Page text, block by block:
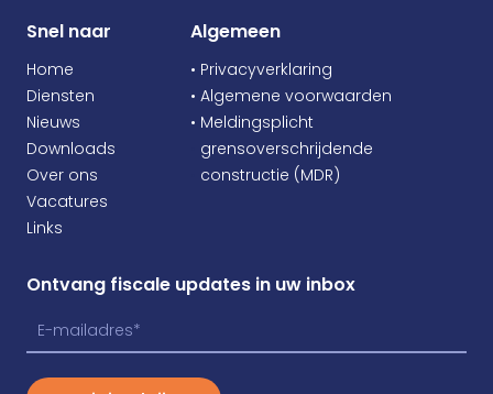
Snel naar
Home
Diensten
Nieuws
Downloads
Over ons
Vacatures
Links
Algemeen
• Privacyverklaring
• Algemene voorwaarden
• Meldingsplicht
grensoverschrijdende
constructie (MDR)
Ontvang fiscale updates in uw inbox